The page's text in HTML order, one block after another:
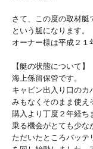
さて、この度の取材艇
という艇になります。
オーナー様は平成２１
【艇の状態について】
海上係留保管です。
キャビン出入り口のカ
みもなくそのまま使え
購入より丁度２年経ち
乗る機会がとても少な
ただいたところバッテ